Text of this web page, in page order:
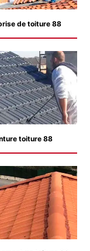
de toiture 88
toiture 88